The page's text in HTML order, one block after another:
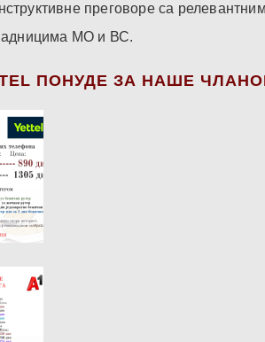
преговоре са
МО и ВС.
ПОНУДЕ ЗА НАШЕ